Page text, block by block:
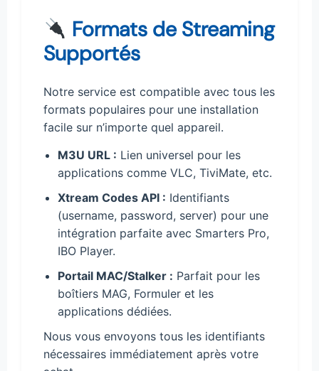
Formats de Streaming
Supportés
Notre service est compatible avec tous les
formats populaires pour une installation
facile sur n’importe quel appareil.
M3U URL : Lien universel pour les
applications comme VLC, TiviMate, etc.
Xtream Codes API : Identifiants
(username, password, server) pour une
intégration parfaite avec Smarters Pro,
IBO Player.
Portail MAC/Stalker : Parfait pour les
boîtiers MAG, Formuler et les
applications dédiées.
Nous vous envoyons tous les identifiants
nécessaires immédiatement après votre